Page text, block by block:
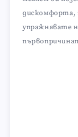
дискомфорта,
упражнявате